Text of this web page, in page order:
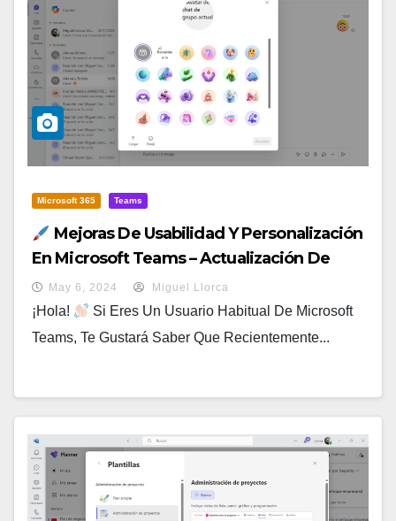
Microsoft 365 Teams
Mejoras De Usabilidad Y Personalización
En Microsoft Teams – Actualización De
Abril 2024
May 6, 2024 Miguel Llorca
¡Hola!
Si Eres Un Usuario Habitual De Microsoft
Teams, Te Gustará Saber Que Recientemente...